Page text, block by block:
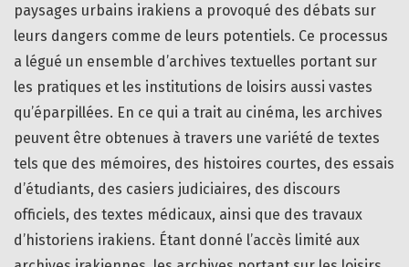
paysages urbains irakiens a provoqué des débats sur
leurs dangers comme de leurs potentiels. Ce processus
a légué un ensemble d’archives textuelles portant sur
les pratiques et les institutions de loisirs aussi vastes
qu’éparpillées. En ce qui a trait au cinéma, les archives
peuvent être obtenues à travers une variété de textes
tels que des mémoires, des histoires courtes, des essais
d’étudiants, des casiers judiciaires, des discours
officiels, des textes médicaux, ainsi que des travaux
d’historiens irakiens. Étant donné l’accès limité aux